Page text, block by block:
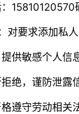
15810120570
对要求添加私
供敏感个人信
绝，谨防泄露
遵守劳动相关